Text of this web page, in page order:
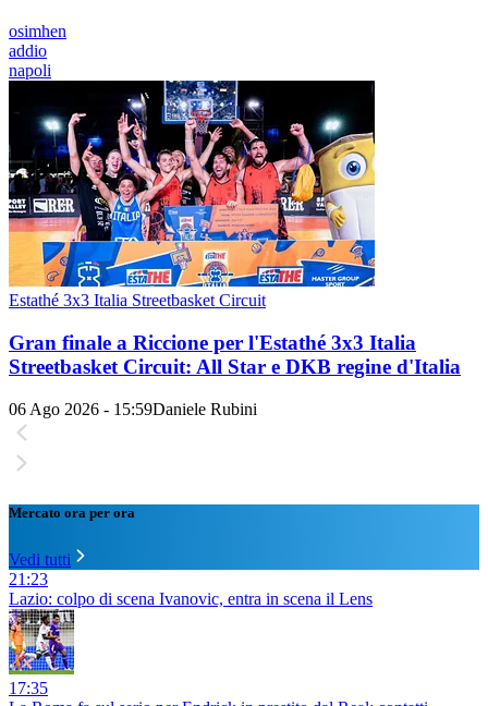
osimhen
addio
napoli
Estathé 3x3 Italia Streetbasket Circuit
Gran finale a Riccione per l'Estathé 3x3 Italia
Streetbasket Circuit: All Star e DKB regine d'Italia
06 Ago 2026 - 15:59Daniele Rubini
Mercato ora per ora
Vedi tutti
21:23
Lazio: colpo di scena Ivanovic, entra in scena il Lens
17:35